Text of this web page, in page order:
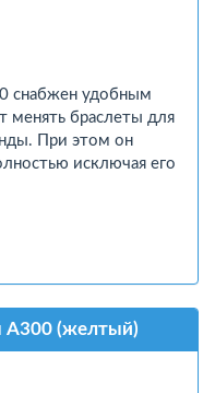
снабжен удобным
менять браслеты для
При этом он
исключая его
A300 (желтый)